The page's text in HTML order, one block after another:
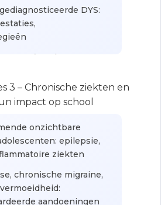
DYS:
ASS (voorheen
resultaten
(hoogbegaafd) met
3 – Chronische ziekten en
impact op school
onzichtbare
epilepsie,
ziekten
chronische migraine,
aandoeningen